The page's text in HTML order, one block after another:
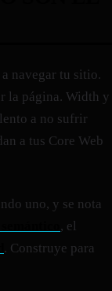
navegar tu sitio.
la página. Width y
a no sufrir
a tus Core Web
uno, y se nota
, el
. Construye para